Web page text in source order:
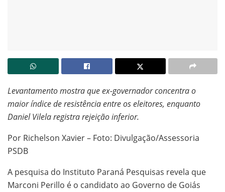
Levantamento mostra que ex-governador concentra o
maior índice de resistência entre os eleitores, enquanto
Daniel Vilela registra rejeição inferior.
Por Richelson Xavier – Foto: Divulgação/Assessoria
PSDB
A pesquisa do Instituto Paraná Pesquisas revela que
Marconi Perillo é o candidato ao Governo de Goiás